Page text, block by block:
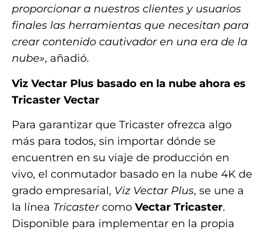
proporcionar a nuestros clientes y usuarios
finales las herramientas que necesitan para
crear contenido cautivador en una era de la
nube», añadió.
Viz Vectar Plus basado en la nube ahora es
Tricaster Vectar
Para garantizar que Tricaster ofrezca algo
más para todos, sin importar dónde se
encuentren en su viaje de producción en
vivo, el conmutador basado en la nube 4K de
grado empresarial, Viz Vectar Plus, se une a
la línea Tricastercomo Vectar Tricaster.
Disponible para implementar en la propia